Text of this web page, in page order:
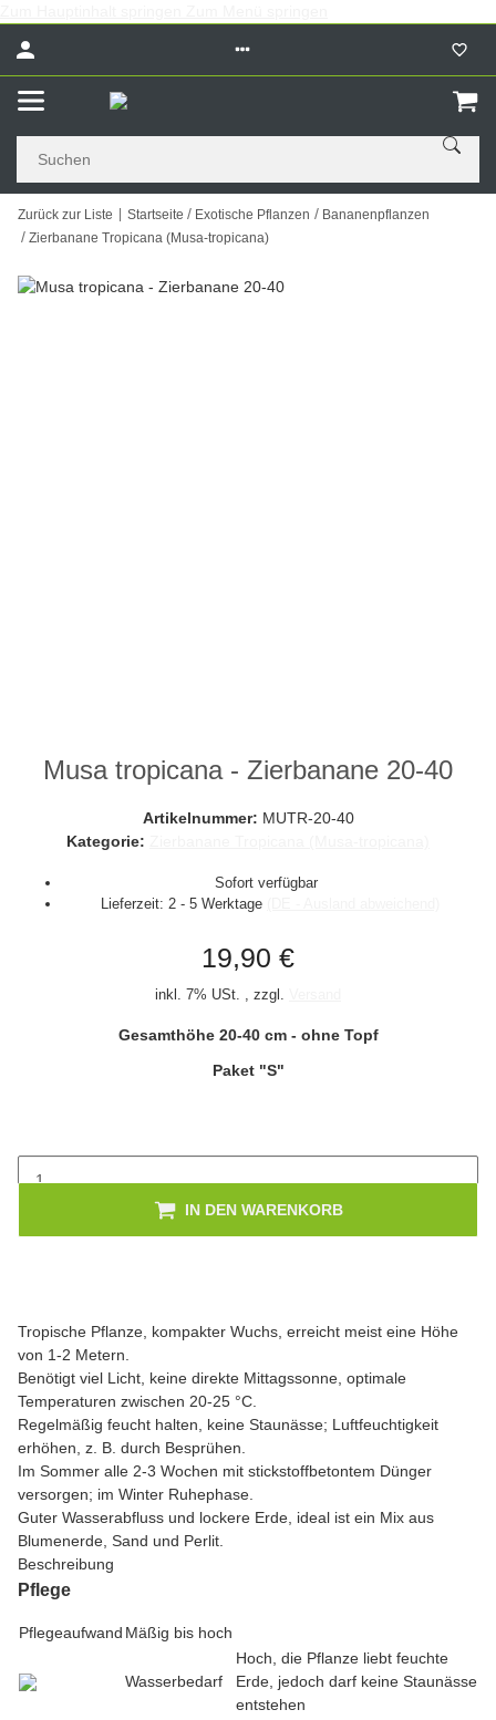
Zurück zur Liste Startseite Exotische Pflanzen
Bananenpflanzen
Zierbanane Tropicana (Musa-tropicana)
Musa tropicana - Zierbanane 20-40
Artikelnummer: MUTR-20-40
Kategorie:
Sofort verfügbar
Lieferzeit: 2 - 5 Werktage
19,90 €
inkl. 7% USt. , zzgl.
Gesamthöhe 20-40 cm - ohne Topf
Paket "S"
IN DEN WARENKORB
Tropische Pflanze, kompakter Wuchs, erreicht meist eine Höhe
von 1-2 Metern.
Benötigt viel Licht, keine direkte Mittagssonne, optimale
Temperaturen zwischen 20-25 °C.
Regelmäßig feucht halten, keine Staunässe; Luftfeuchtigkeit
erhöhen, z. B. durch Besprühen.
Im Sommer alle 2-3 Wochen mit stickstoffbetontem Dünger
versorgen; im Winter Ruhephase.
Guter Wasserabfluss und lockere Erde, ideal ist ein Mix aus
Blumenerde, Sand und Perlit.
Beschreibung
Pflege
Pflegeaufwand Mäßig bis hoch
Wasserbedarf
Hoch, die Pflanze liebt feuchte
Erde, jedoch darf keine Staunässe
entstehen